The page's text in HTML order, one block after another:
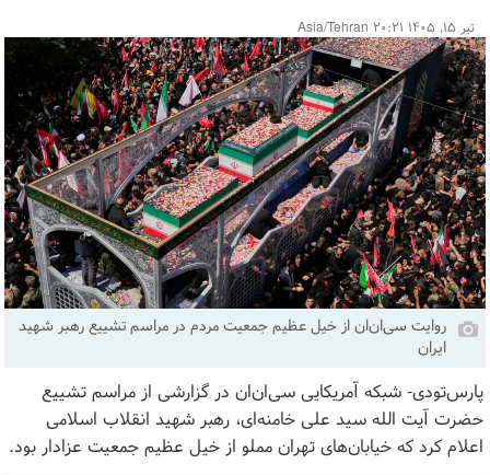
تیر ۱۵, ۱۴۰۵ ۲۰:۲۱ Asia/Tehran
روایت سی‌ان‌ان از خیل عظیم جمعیت مردم در مراسم تشییع رهبر شهید
ایران
پارس‌تودی- شبکه آمریکایی سی‌ان‌ان در گزارشی از مراسم تشییع
حضرت آیت الله سید علی خامنه‌ای، رهبر شهید انقلاب اسلامی
اعلام کرد که خیابان‌های تهران مملو از خیل عظیم جمعیت عزادار بود.